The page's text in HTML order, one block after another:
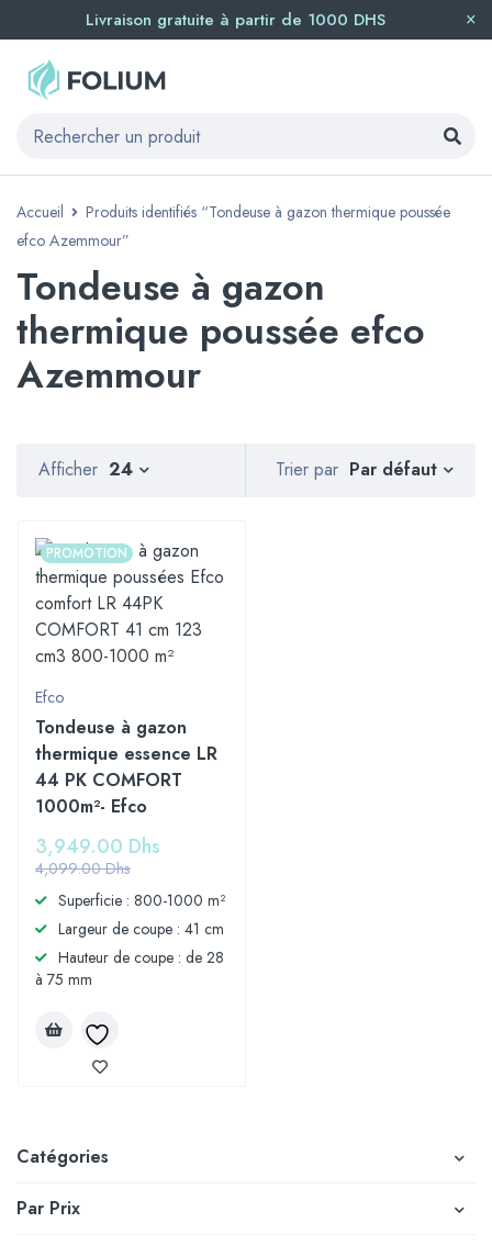
Livraison gratuite à partir de 1000 DHS
Accueil
Produits identifiés “Tondeuse à gazon thermique poussée
efco Azemmour”
Tondeuse à gazon
thermique poussée efco
Azemmour
Catégories
Par Prix
Trier par Par défaut
Afficher 24
PROMOTION
Efco
Tondeuse à gazon
thermique essence LR
44 PK COMFORT
1000m²- Efco
4,099.00Dhs
3,949.00 Dhs
Superficie : 800-1000 m²
Largeur de coupe : 41 cm
Hauteur de coupe : de 28
à 75 mm